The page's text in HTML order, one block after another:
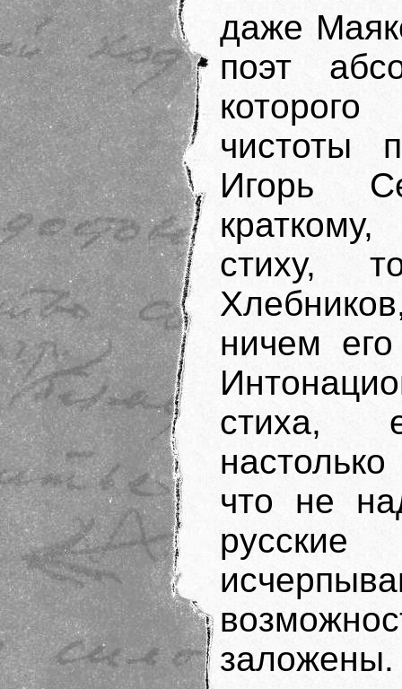
даже
поэт
чистоты
Игорь
стиху,
ничем
стиха,
что не
заложены.